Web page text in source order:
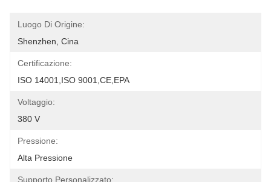
Luogo Di Origine:
Shenzhen, Cina
Certificazione:
ISO 14001,ISO 9001,CE,EPA
Voltaggio:
380 V
Pressione:
Alta Pressione
Supporto Personalizzato: